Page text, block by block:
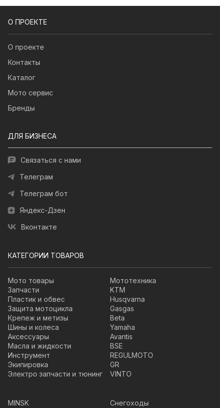
О ПРОЕКТЕ
О проекте
Контакты
Каталог
Мото сервис
Бренды
ДЛЯ БИЗНЕСА
Связаться с нами
Телеграм
Телеграм бот
Яндекс-Дзен
Вконтакте
КАТЕГОРИИ ТОВАРОВ
Мото товары
Запчасти
Пластик и обвес
Защита мотоцикла
Крепеж и метизы
Шины и колеса
Аксессуары
Масла и жидкости
Инструмент
Экипировка
Электро запчасти и тюнинг
Мототехника
KTM
Husqvarna
Gasgas
Beta
Yamaha
Avantis
BSE
REGULMOTO
GR
VINTO
MINSK Снегоходы